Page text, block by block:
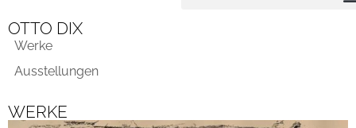
OTTO DIX
Werke
Ausstellungen
WERKE